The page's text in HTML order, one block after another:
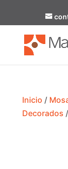
Inicio /
Decorados /